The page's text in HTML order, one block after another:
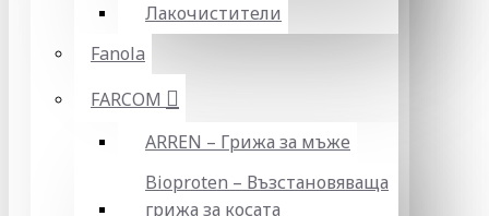
Лакочистители
Fanola
FARCOM
ARREN – Грижа за мъже
Bioproten – Възстановяваща
грижа за косата